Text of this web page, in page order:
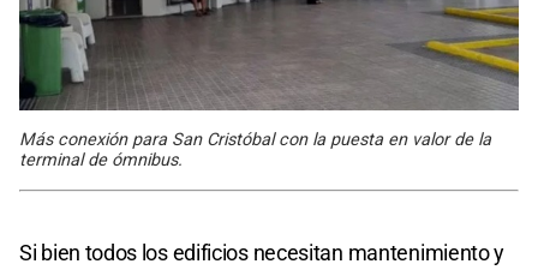
Más conexión para San Cristóbal con la puesta en valor de la
terminal de ómnibus.
Si bien todos los edificios necesitan mantenimiento y